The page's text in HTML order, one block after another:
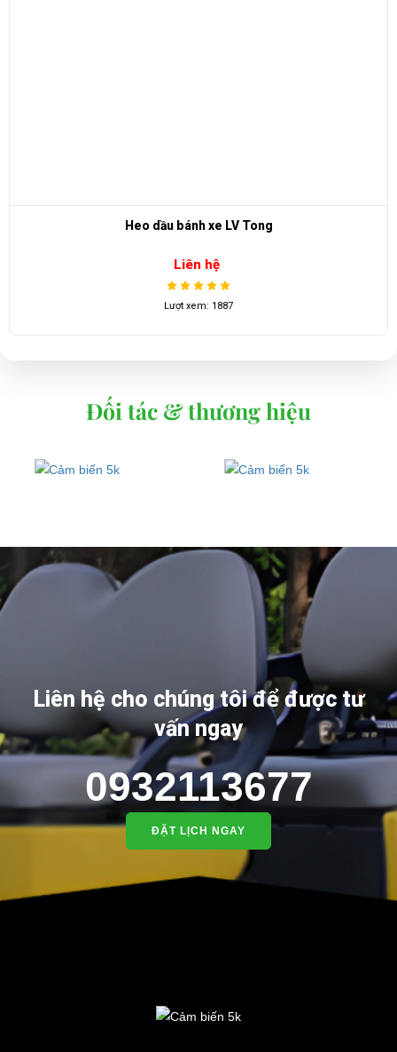
Heo dầu bánh xe LV Tong
Đối tác & thương hiệu
Liên hệ cho chúng tôi để được tư
vấn ngay
0932113677
ĐẶT LỊCH NGAY